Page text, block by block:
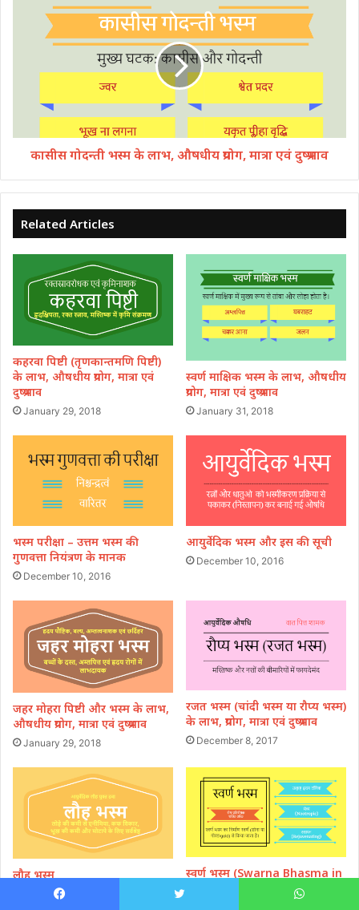
कासीस गोदन्ती भस्म के लाभ, औषधीय प्रयोग, मात्रा एवं दुष्प्रभाव
Related Articles
कहरवा पिष्टी (तृणकान्तमणि पिष्टी)
के लाभ, औषधीय प्रयोग, मात्रा एवं
दुष्प्रभाव
January 29, 2018
स्वर्ण माक्षिक भस्म के लाभ, औषधीय
प्रयोग, मात्रा एवं दुष्प्रभाव
January 31, 2018
भस्म परीक्षा – उत्तम भस्म की
गुणवत्ता नियंत्रण के मानक
December 10, 2016
आयुर्वेदिक भस्म और इस की सूची
December 10, 2016
जहर मोहरा पिष्टी और भस्म के लाभ,
औषधीय प्रयोग, मात्रा एवं दुष्प्रभाव
January 29, 2018
रजत भस्म (चांदी भस्म या रौप्य भस्म)
के लाभ, प्रयोग, मात्रा एवं दुष्प्रभाव
December 8, 2017
लौह भस्म
December 20, 2017
स्वर्ण भस्म (Swarna Bhasma in